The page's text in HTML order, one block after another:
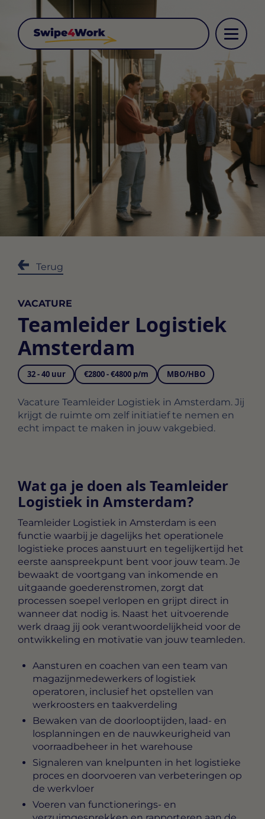
Terug
VACATURE
Teamleider Logistiek
Amsterdam
32 - 40 uur €2800 - €4800 p/m MBO/HBO
Vacature Teamleider Logistiek in Amsterdam. Jij
krijgt de ruimte om zelf initiatief te nemen en
echt impact te maken in jouw vakgebied.
Wat ga je doen als Teamleider
Logistiek in Amsterdam?
Teamleider Logistiek in Amsterdam is een
functie waarbij je dagelijks het operationele
logistieke proces aanstuurt en tegelijkertijd het
eerste aanspreekpunt bent voor jouw team. Je
bewaakt de voortgang van inkomende en
uitgaande goederenstromen, zorgt dat
processen soepel verlopen en grijpt direct in
wanneer dat nodig is. Naast het uitvoerende
werk draag jij ook verantwoordelijkheid voor de
ontwikkeling en motivatie van jouw teamleden.
Aansturen en coachen van een team van
magazijnmedewerkers of logistiek
operatoren, inclusief het opstellen van
werkroosters en taakverdeling
Bewaken van de doorlooptijden, laad- en
losplanningen en de nauwkeurigheid van
voorraadbeheer in het warehouse
Signaleren van knelpunten in het logistieke
proces en doorvoeren van verbeteringen op
de werkvloer
Voeren van functionerings- en